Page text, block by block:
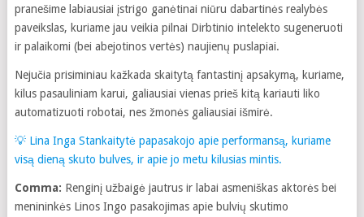
pranešime labiausiai įstrigo ganėtinai niūru dabartinės realybės
paveikslas, kuriame jau veikia pilnai Dirbtinio intelekto sugeneruoti
ir palaikomi (bei abejotinos vertės) naujienų puslapiai.
Nejučia prisiminiau kažkada skaitytą fantastinį apsakymą, kuriame,
kilus pasauliniam karui, galiausiai vienas prieš kitą kariauti liko
automatizuoti robotai, nes žmonės galiausiai išmirė.
💡 Lina Inga Stankaitytė papasakojo apie performansą, kuriame
visą dieną skuto bulves, ir apie jo metu kilusias mintis.
Comma: Renginį užbaigė jautrus ir labai asmeniškas aktorės bei
menininkės Linos Ingo pasakojimas apie bulvių skutimo